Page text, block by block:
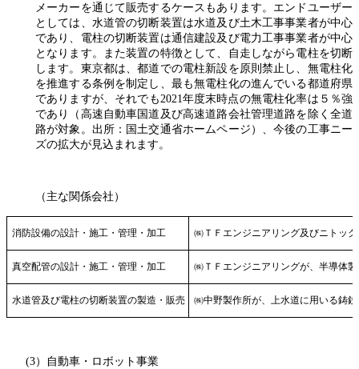
メーカーを通じて販売するケースもあります。エンドユーザー
としては、水道管の切断装置は水道及び土木工事事業者が中心
であり、電柱の切断装置は通信建設及び電力工事事業者が中心
となります。また装置の特徴として、自走しながら電柱を切断
します。東京都は、都道での電柱新設を原則禁止し、無電柱化
を推進する条例を制定し、最も無電柱化の進んでいる都道府県
でありますが、それでも2021年度末時点の無電柱化率は５％強
であり（高速自動車国道及び高速道路会社管理道路を除く全道
路が対象。出所：国土交通省ホームページ）、今後の工事ニー
ズの拡大が見込まれます。
（主な関係会社）
消防設備の設計・施工・管理・加工 ㈱ＴＦエンジニアリング及びニトッ
真空配管の設計・施工・管理・加工 ㈱ＴＦエンジニアリングが、半導体
水道管及び電柱の切断装置の製造・販売 ㈱中野製作所が、上水道に用いる鋳
(3）自動車・ロボット事業